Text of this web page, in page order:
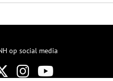
op social media